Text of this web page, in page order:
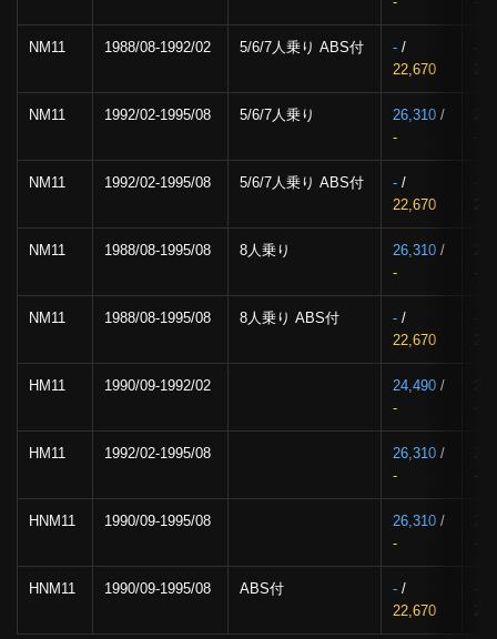
NM11 1988/08-1992/02 5/6/7人乗り ABS付 - /
22,670
-
NM11 1992/02-1995/08 5/6/7人乗り 26,310 /
-
NM11 1992/02-1995/08 5/6/7人乗り ABS付 - /
22,670
NM11 1988/08-1995/08 8人乗り 26,310 /
-
NM11 1988/08-1995/08 8人乗り ABS付 - /
22,670
-
HM11 1990/09-1992/02 24,490 /
-
HM11 1992/02-1995/08 26,310 /
-
-
HNM11 1990/09-1995/08 26,310 /
-
-
HNM11 1990/09-1995/08 ABS付 - /
22,670
-